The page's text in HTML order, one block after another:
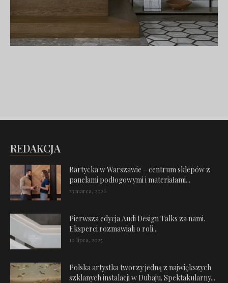
REDAKCJA
Bartycka w Warszawie – centrum sklepów z
panelami podłogowymi i materiałami...
23 marca, 2026
Pierwsza edycja Audi Design Talks za nami.
Eksperci rozmawiali o roli...
10 lipca, 2025
Polska artystka tworzy jedną z największych
szklanych instalacji w Dubaju. Spektakularny...